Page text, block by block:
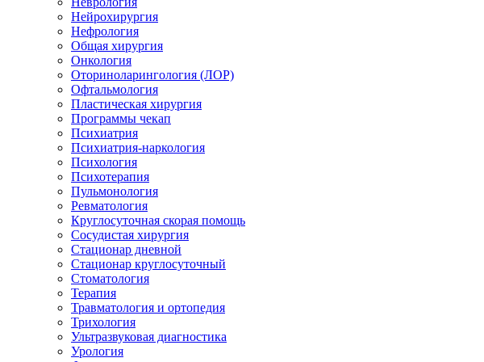
Нейрохирургия
Нефрология
Общая хирургия
Онкология
Оториноларингология (ЛОР)
Офтальмология
Пластическая хирургия
Программы чекап
Психиатрия
Психиатрия-наркология
Психология
Психотерапия
Пульмонология
Ревматология
Круглосуточная скорая помощь
Сосудистая хирургия
Стационар дневной
Стационар круглосуточный
Стоматология
Терапия
Травматология и ортопедия
Трихология
Ультразвуковая диагностика
Урология